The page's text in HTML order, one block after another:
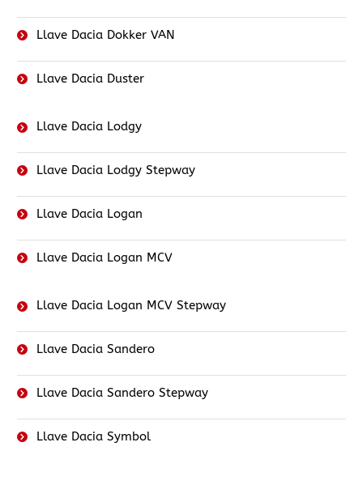
Llave Dacia Dokker VAN
Llave Dacia Duster
Llave Dacia Lodgy
Llave Dacia Lodgy Stepway
Llave Dacia Logan
Llave Dacia Logan MCV
Llave Dacia Logan MCV Stepway
Llave Dacia Sandero
Llave Dacia Sandero Stepway
Llave Dacia Symbol